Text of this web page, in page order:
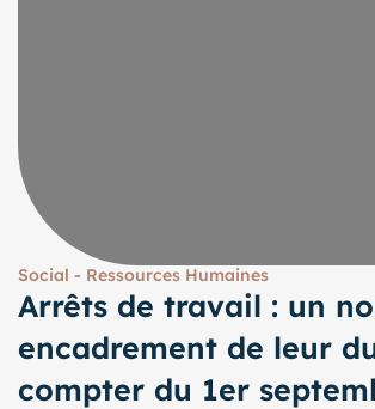
Social - Ressources Humaines
Arrêts de travail : un
encadrement de leur
compter du 1er